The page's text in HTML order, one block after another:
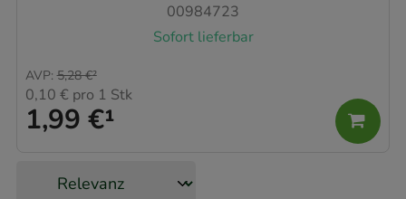
00984723
Sofort lieferbar
1,99 €¹
AVP: 5,28 €²
0,10 € pro 1 Stk